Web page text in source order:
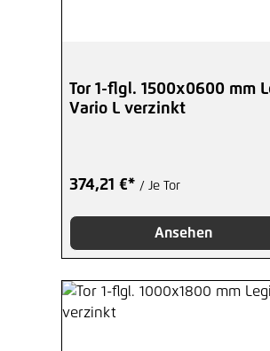
Tor 1-flgl. 1500x0600 mm
Vario L verzinkt
374,21 €* / Je Tor
Ansehen